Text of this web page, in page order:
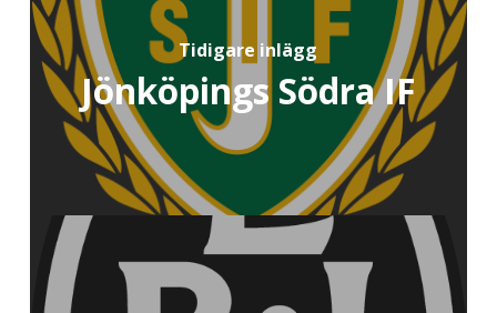
Tidigare inlägg
Jönköpings Södra IF